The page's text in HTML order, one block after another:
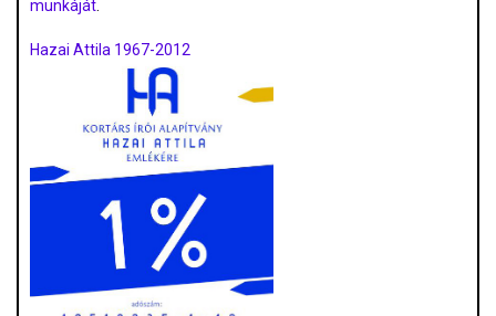
munkáját.
Hazai Attila 1967-2012